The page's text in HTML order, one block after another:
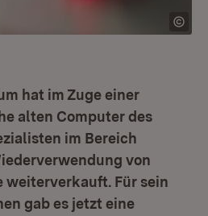
hat im Zuge einer
alten Computer des
im Bereich
von
weiterverkauft. Für sein
gab es jetzt eine